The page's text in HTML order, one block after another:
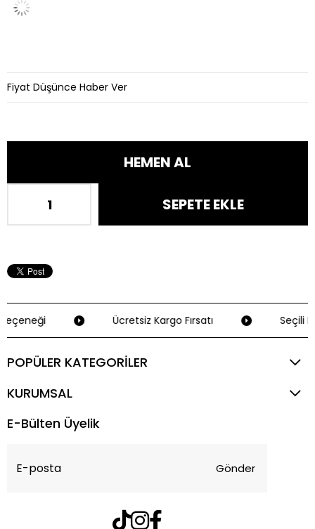
Fiyat Düşünce Haber Ver
Ücretsiz Kargo Fırsatı Seçili
POPÜLER KATEGORİLER
KURUMSAL
E-Bülten Üyelik
Gönder